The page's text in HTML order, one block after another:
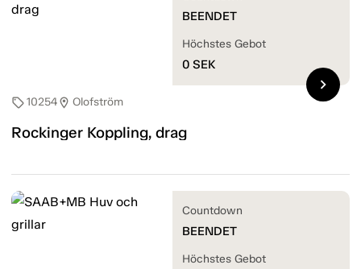
sell10254location_on Olofström
Rockinger Koppling, drag
BEENDET
Höchstes Gebot
0 SEK
chevron_right
Countdown
BEENDET
Höchstes Gebot